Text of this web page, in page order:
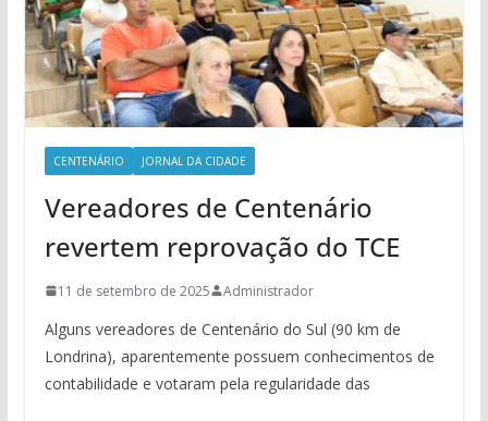
CENTENÁRIO JORNAL DA CIDADE
Vereadores de Centenário
revertem reprovação do TCE
11 de setembro de 2025 Administrador
Alguns vereadores de Centenário do Sul (90 km de
Londrina), aparentemente possuem conhecimentos de
contabilidade e votaram pela regularidade das